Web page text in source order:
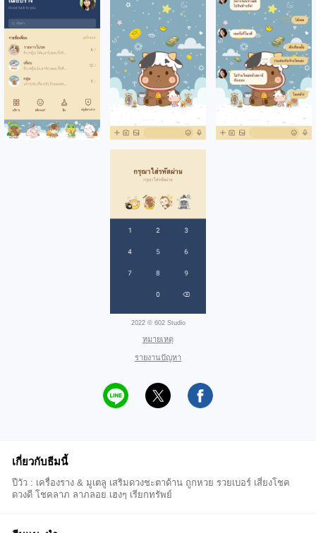
2022 © 602 Studio
หมายเหตุ
รายงานปัญหา
เกี่ยวกับธีมนี้
ปีวัว : เครื่องราง & มูเตลู เสริมดวงชะตาด้าน ถูกหวย รวยเบอร์ เสี่ยงโชค
ดวงดี โชคลาภ ลาภลอย เฮงๆ เรียกทรัพย์